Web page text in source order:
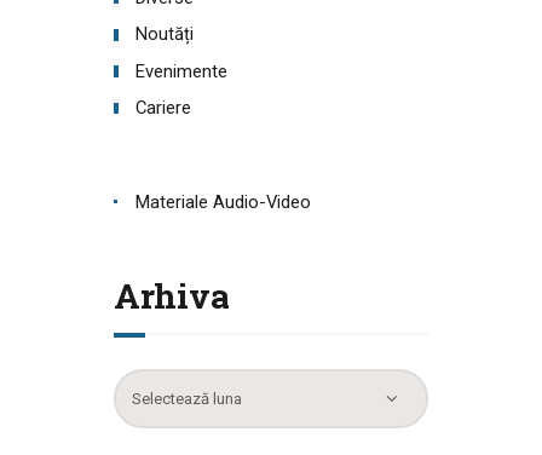
Noutăți
Evenimente
Cariere
Materiale Audio-Video
Arhiva
Arhiva